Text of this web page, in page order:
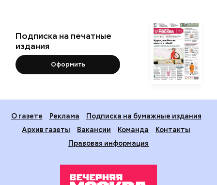
Подписка на печатные
издания
Оформить
О газете Реклама
Подписка на бумажные издания
Архив газеты
Вакансии Команда
Контакты
Правовая информация